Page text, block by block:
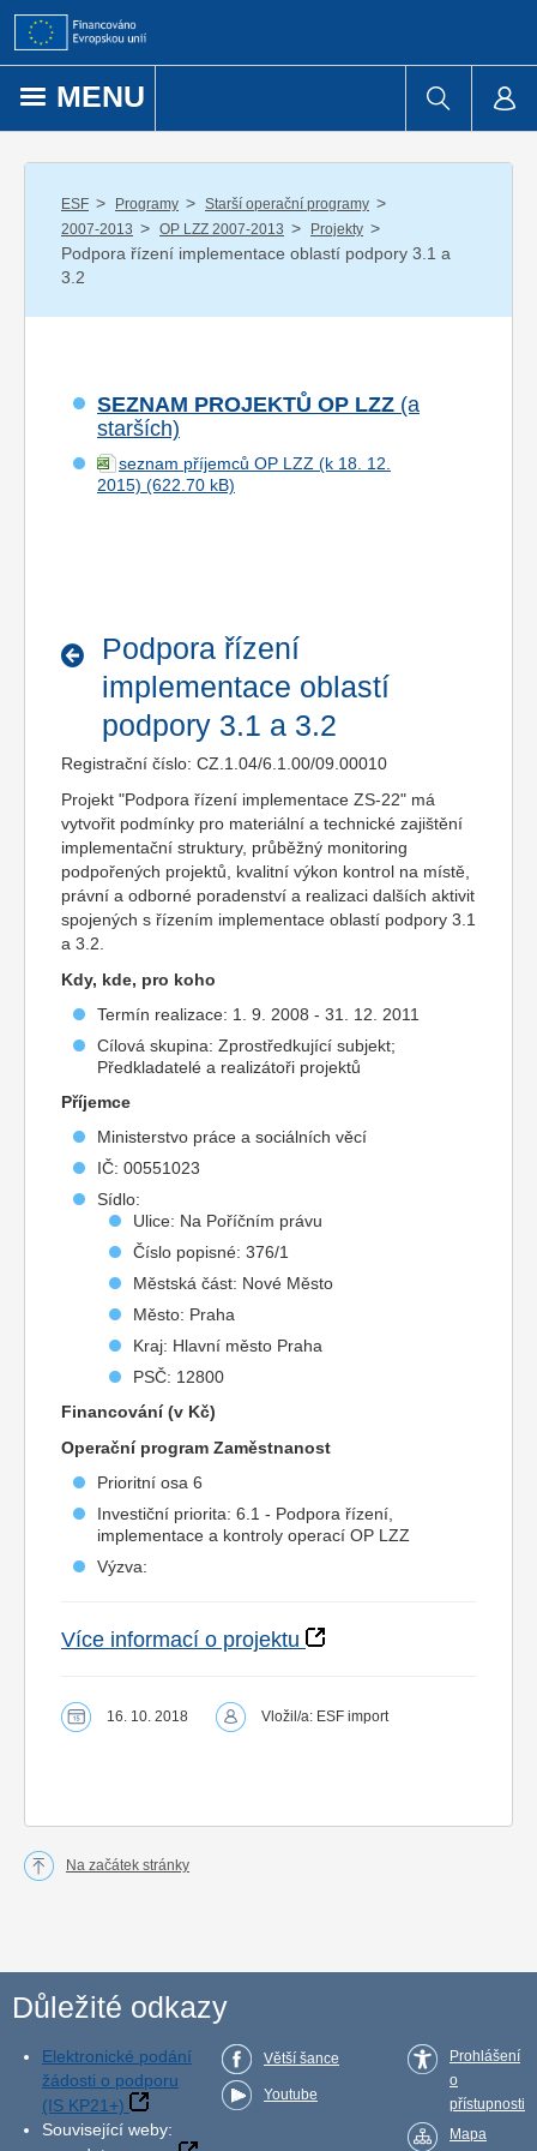
Přejít k obsahu
MENU
ESF / Programy / Starší operační programy /
2007-2013 / OP LZZ 2007-2013 / Projekty /
Podpora řízení implementace oblastí podpory 3.1 a
3.2
SEZNAM PROJEKTŮ OP LZZ (a
starších)
seznam příjemců OP LZZ (k 18. 12.
2015)
Podpora řízení
implementace oblastí
podpory 3.1 a 3.2
Registrační číslo: CZ.1.04/6.1.00/09.00010
Projekt "Podpora řízení implementace ZS-22" má
vytvořit podmínky pro materiální a technické zajištění
implementační struktury, průběžný monitoring
podpořených projektů, kvalitní výkon kontrol na místě,
právní a odborné poradenství a realizaci dalších aktivit
spojených s řízením implementace oblastí podpory 3.1
a 3.2.
Kdy, kde, pro koho
Termín realizace: 1. 9. 2008 - 31. 12. 2011
Cílová skupina: Zprostředkující subjekt;
Předkladatelé a realizátoři projektů
Příjemce
Ministerstvo práce a sociálních věcí
IČ: 00551023
Sídlo:
Ulice: Na Poříčním právu
Číslo popisné: 376/1
Městská část: Nové Město
Město: Praha
Kraj: Hlavní město Praha
PSČ: 12800
Financování (v Kč)
Operační program Zaměstnanost
Prioritní osa 6
Investiční priorita: 6.1 - Podpora řízení,
implementace a kontroly operací OP LZZ
Výzva:
Více informací o projektu
16. 10. 2018 Vložil/a: ESF import
Na začátek stránky
Důležité odkazy
Elektronické podání
žádosti o podporu
(IS KP21+)
Související weby:
Větší šance
Youtube
Prohlášení
o
přístupnosti
Mapa